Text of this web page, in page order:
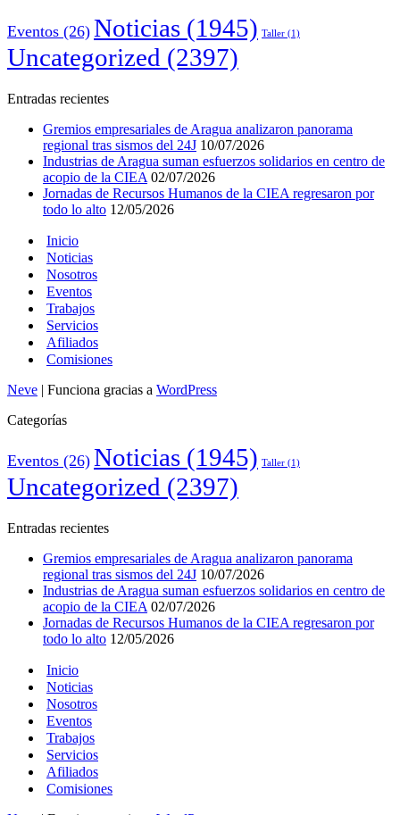
Eventos (26) Noticias (1945) Taller (1)
Uncategorized (2397)
Entradas recientes
Gremios empresariales de Aragua analizaron panorama
regional tras sismos del 24J 10/07/2026
Industrias de Aragua suman esfuerzos solidarios en centro de
acopio de la CIEA 02/07/2026
Jornadas de Recursos Humanos de la CIEA regresaron por
todo lo alto 12/05/2026
Inicio
Noticias
Nosotros
Eventos
Trabajos
Servicios
Afiliados
Comisiones
Neve | Funciona gracias a WordPress
Categorías
Eventos (26) Noticias (1945) Taller (1)
Uncategorized (2397)
Entradas recientes
Gremios empresariales de Aragua analizaron panorama
regional tras sismos del 24J 10/07/2026
Industrias de Aragua suman esfuerzos solidarios en centro de
acopio de la CIEA 02/07/2026
Jornadas de Recursos Humanos de la CIEA regresaron por
todo lo alto 12/05/2026
Inicio
Noticias
Nosotros
Eventos
Trabajos
Servicios
Afiliados
Comisiones